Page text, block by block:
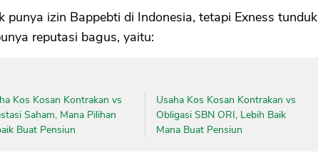
punya izin Bappebti di Indonesia, tetapi Exness tunduk
reputasi bagus, yaitu:
Kos Kosan Kontrakan vs
Saham, Mana Pilihan
Buat Pensiun
Usaha Kos Kosan Kontrakan vs
Obligasi SBN ORI, Lebih Baik
Mana Buat Pensiun